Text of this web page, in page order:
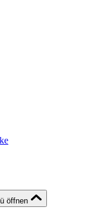
öffnen